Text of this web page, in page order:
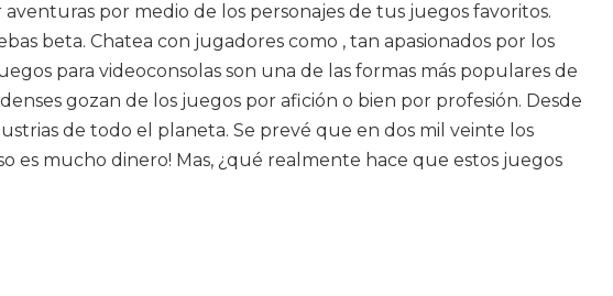
por medio de los personajes de tus juegos favoritos.
beta. Chatea con jugadores como , tan apasionados por los
para videoconsolas son una de las formas más populares de
gozan de los juegos por afición o bien por profesión. Desde
de todo el planeta. Se prevé que en dos mil veinte los
es mucho dinero! Mas, ¿qué realmente hace que estos juegos